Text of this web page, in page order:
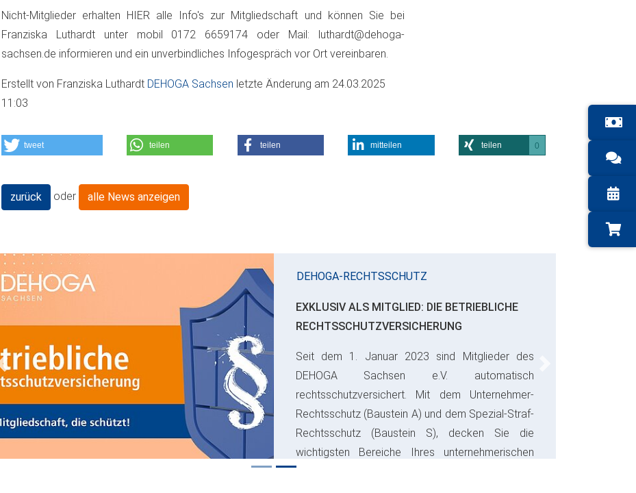
Nicht-Mitglieder erhalten HIER alle Info's zur Mitgliedschaft und können Sie bei
Franziska Luthardt unter mobil 0172 6659174 oder Mail: luthardt@dehoga-
sachsen.de informieren und ein unverbindliches Infogespräch vor Ort vereinbaren.
Erstellt von Franziska Luthardt DEHOGA Sachsen letzte Änderung am 24.03.2025
11:03
tweet teilen teilen mitteilen teilen 0
zurück oder alle News anzeigen
DEHOGA-RECHTSSCHUTZ
EXKLUSIV ALS MITGLIED: DIE BETRIEBLICHE
RECHTSSCHUTZVERSICHERUNG
Seit dem 1. Januar 2023 sind Mitglieder des
DEHOGA Sachsen e.V. automatisch
rechtsschutzversichert. Mit dem Unternehmer-
Rechtsschutz (Baustein A) und dem Spezial-Straf-
Rechtsschutz (Baustein S), decken Sie die
wichtigsten Bereiche Ihres unternehmerischen
Risikos ab und sparen bares Geld.
Previous